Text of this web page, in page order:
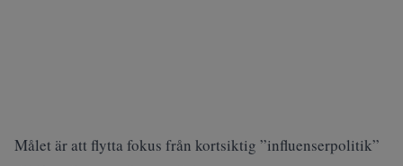
Målet är att flytta fokus från kortsiktig ”influenserpolitik”